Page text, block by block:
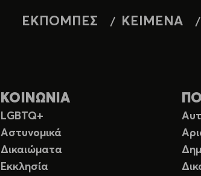
ΕΚΠΟΜΠΕΣ ΚΕΙΜΕΝΑ
ΚΟΙΝΩΝΙΑ
LGBTQ+
Αστυνομικά
Δικαιώματα
Εκκλησία